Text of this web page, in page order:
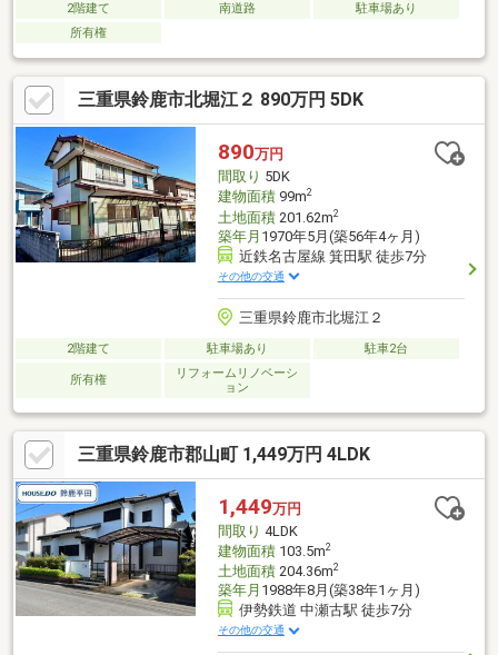
2階建て 南道路
駐車場あり
所有権
三重県鈴鹿市北堀江２ 890万円 5DK
890万円
間取り 5DK
建物面積99m2
土地面積201.62m2
築年月 1970年5月(築56年4ヶ月)
近鉄名古屋線 箕田駅 徒歩7分
その他の交通
三重県鈴鹿市北堀江２
2階建て 駐車場あり 駐車2台
所有権
リフォームリノベーシ
ョン
三重県鈴鹿市郡山町 1,449万円 4LDK
1,449万円
間取り 4LDK
建物面積103.5m2
土地面積204.36m2
築年月 1988年8月(築38年1ヶ月)
伊勢鉄道 中瀬古駅 徒歩7分
その他の交通